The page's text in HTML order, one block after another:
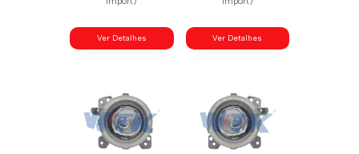
Ver Detalhes Ver Detalhes